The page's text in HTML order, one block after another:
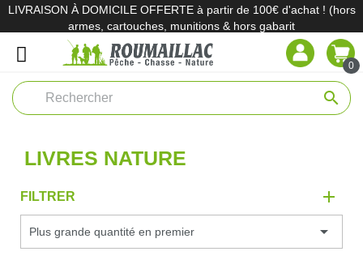
LIVRAISON À DOMICILE OFFERTE à partir de 100€ d'achat ! (hors
armes, cartouches, munitions & hors gabarit
0
search
LIVRES NATURE
FILTRER
Plus grande quantité en premier 